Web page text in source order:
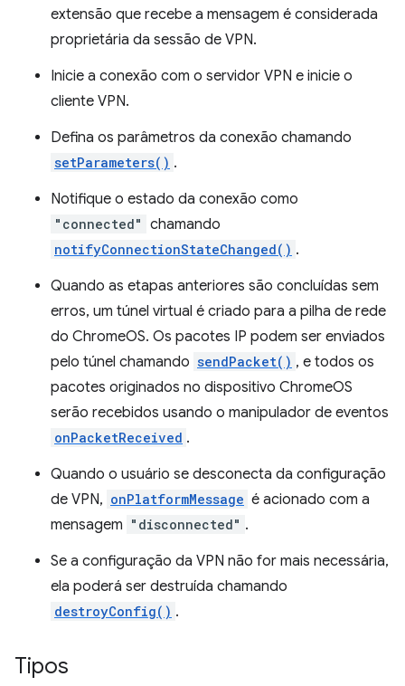
extensão que recebe a mensagem é considerada
proprietária da sessão de VPN.
Inicie a conexão com o servidor VPN e inicie o
cliente VPN.
Defina os parâmetros da conexão chamando
setParameters() .
Notifique o estado da conexão como
"connected" chamando
notifyConnectionStateChanged() .
Quando as etapas anteriores são concluídas sem
erros, um túnel virtual é criado para a pilha de rede
do ChromeOS. Os pacotes IP podem ser enviados
pelo túnel chamando sendPacket() , e todos os
pacotes originados no dispositivo ChromeOS
serão recebidos usando o manipulador de eventos
onPacketReceived .
Quando o usuário se desconecta da configuração
de VPN, onPlatformMessage é acionado com a
mensagem "disconnected" .
Se a configuração da VPN não for mais necessária,
ela poderá ser destruída chamando
destroyConfig() .
Tipos